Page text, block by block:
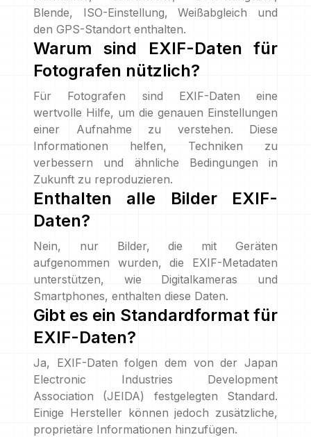
Blende, ISO-Einstellung, Weißabgleich und
den GPS-Standort enthalten.
Warum sind EXIF-Daten für
Fotografen nützlich?
Für Fotografen sind EXIF-Daten eine
wertvolle Hilfe, um die genauen Einstellungen
einer Aufnahme zu verstehen. Diese
Informationen helfen, Techniken zu
verbessern und ähnliche Bedingungen in
Zukunft zu reproduzieren.
Enthalten alle Bilder EXIF-
Daten?
Nein, nur Bilder, die mit Geräten
aufgenommen wurden, die EXIF-Metadaten
unterstützen, wie Digitalkameras und
Smartphones, enthalten diese Daten.
Gibt es ein Standardformat für
EXIF-Daten?
Ja, EXIF-Daten folgen dem von der Japan
Electronic Industries Development
Association (JEIDA) festgelegten Standard.
Einige Hersteller können jedoch zusätzliche,
proprietäre Informationen hinzufügen.